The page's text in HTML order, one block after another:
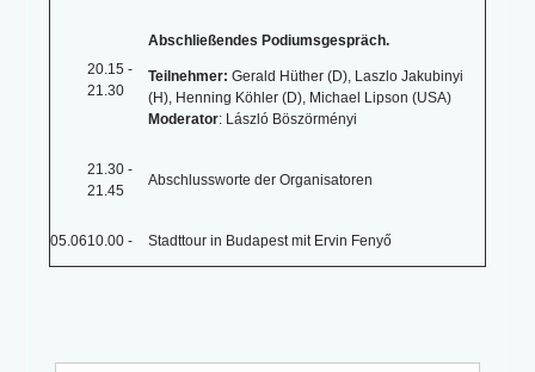
20.15 -
21.30
Abschließendes Podiumsgespräch.
Teilnehmer: Gerald Hüther (D), Laszlo Jakubinyi
(H), Henning Köhler (D), Michael Lipson (USA)
Moderator: László Böszörményi
21.30 -
21.45
Abschlussworte der Organisatoren
05.0610.00 - Stadttour in Budapest mit Ervin Fenyő